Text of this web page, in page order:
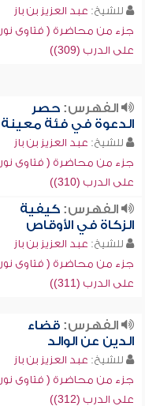
للشيخ: عبد العزيز بن باز
جزء من محاضرة ( فتاوى نور
على الدرب (309))
الفهرس:حصر
الدعوة في فئة معينة
للشيخ: عبد العزيز بن باز
جزء من محاضرة ( فتاوى نور
على الدرب (310))
الفهرس:كيفية
الزكاة في الأوقاص
للشيخ: عبد العزيز بن باز
جزء من محاضرة ( فتاوى نور
على الدرب (311))
الفهرس:قضاء
الدين عن الوالد
للشيخ: عبد العزيز بن باز
جزء من محاضرة ( فتاوى نور
على الدرب (312))